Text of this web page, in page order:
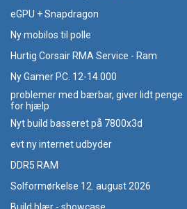
eGPU + Snapdragon
Ny mobilos til polle
Hurtig Corsair RMA Service - Ram
Ny Gamer PC. 12-14.000
problemer med bærbar, giver lidt penge
for hjælp
Nyt build basseret på 7800x3d
evt ny internet udbyder
DDR5 RAM
Solformørkelse 12. august 2026